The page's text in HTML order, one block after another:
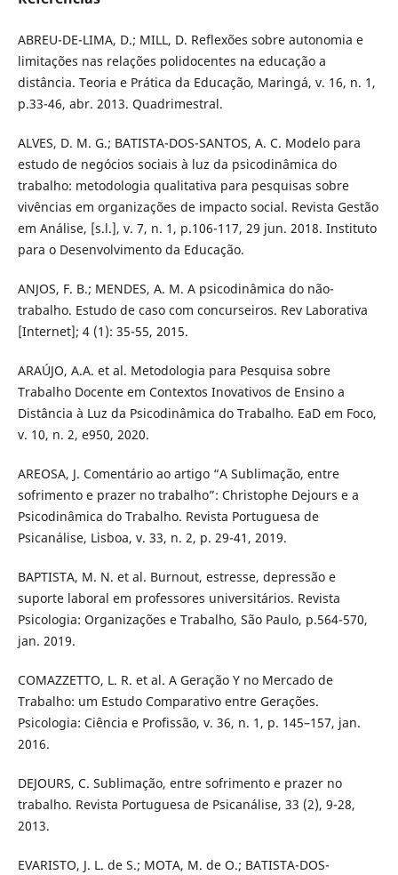
ABREU-DE-LIMA, D.; MILL, D. Reflexões sobre autonomia e
limitações nas relações polidocentes na educação a
distância. Teoria e Prática da Educação, Maringá, v. 16, n. 1,
p.33-46, abr. 2013. Quadrimestral.
ALVES, D. M. G.; BATISTA-DOS-SANTOS, A. C. Modelo para
estudo de negócios sociais à luz da psicodinâmica do
trabalho: metodologia qualitativa para pesquisas sobre
vivências em organizações de impacto social. Revista Gestão
em Análise, [s.l.], v. 7, n. 1, p.106-117, 29 jun. 2018. Instituto
para o Desenvolvimento da Educação.
ANJOS, F. B.; MENDES, A. M. A psicodinâmica do não-
trabalho. Estudo de caso com concurseiros. Rev Laborativa
[Internet]; 4 (1): 35-55, 2015.
ARAÚJO, A.A. et al. Metodologia para Pesquisa sobre
Trabalho Docente em Contextos Inovativos de Ensino a
Distância à Luz da Psicodinâmica do Trabalho. EaD em Foco,
v. 10, n. 2, e950, 2020.
AREOSA, J. Comentário ao artigo “A Sublimação, entre
sofrimento e prazer no trabalho”: Christophe Dejours e a
Psicodinâmica do Trabalho. Revista Portuguesa de
Psicanálise, Lisboa, v. 33, n. 2, p. 29-41, 2019.
BAPTISTA, M. N. et al. Burnout, estresse, depressão e
suporte laboral em professores universitários. Revista
Psicologia: Organizações e Trabalho, São Paulo, p.564-570,
jan. 2019.
COMAZZETTO, L. R. et al. A Geração Y no Mercado de
Trabalho: um Estudo Comparativo entre Gerações.
Psicologia: Ciência e Profissão, v. 36, n. 1, p. 145–157, jan.
2016.
DEJOURS, C. Sublimação, entre sofrimento e prazer no
trabalho. Revista Portuguesa de Psicanálise, 33 (2), 9-28,
2013.
EVARISTO, J. L. de S.; MOTA, M. de O.; BATISTA-DOS-